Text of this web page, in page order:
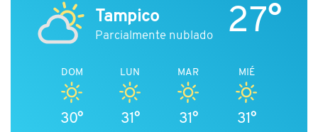
Tampico
Parcialmente nublado 27°
DOM
30°
LUN
31°
MAR
31°
MIÉ
31°